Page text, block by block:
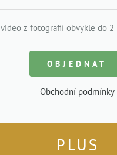
video z fotografií obvykle do 2
OBJEDNAT
Obchodní podmínky
PLUS